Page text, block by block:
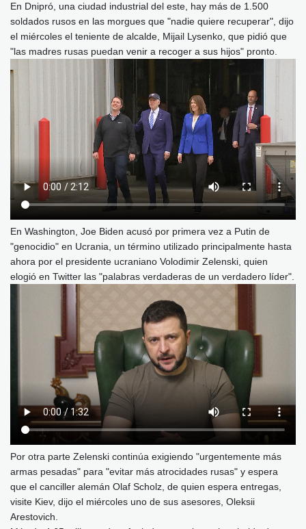
En Dnipró, una ciudad industrial del este, hay más de 1.500
soldados rusos en las morgues que "nadie quiere recuperar", dijo
el miércoles el teniente de alcalde, Mijail Lysenko, que pidió que
"las madres rusas puedan venir a recoger a sus hijos" pronto.
En Washington, Joe Biden acusó por primera vez a Putin de
"genocidio" en Ucrania, un término utilizado principalmente hasta
ahora por el presidente ucraniano Volodimir Zelenski, quien
elogió en Twitter las "palabras verdaderas de un verdadero líder".
Por otra parte Zelenski continúa exigiendo "urgentemente más
armas pesadas" para "evitar más atrocidades rusas" y espera
que el canciller alemán Olaf Scholz, de quien espera entregas,
visite Kiev, dijo el miércoles uno de sus asesores, Oleksii
Arestovich.